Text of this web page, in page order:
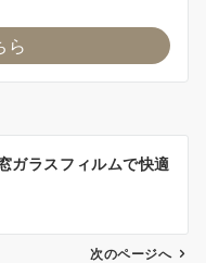
ら
ガラスフィルムで快適
次のページへ